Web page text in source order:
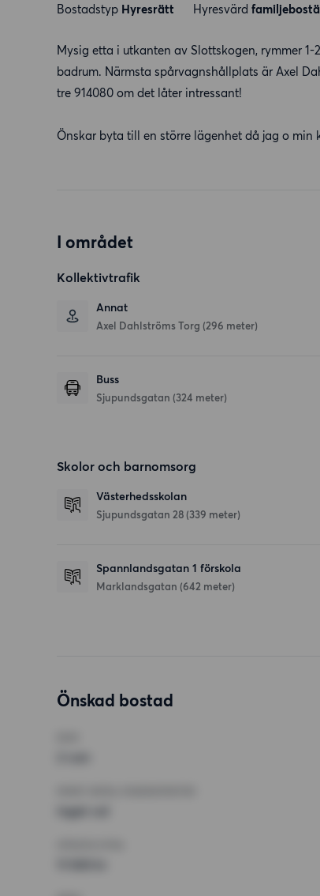
Bostadstyp Hyresrätt Hyresvärd
Mysig etta i utkanten av Slottskogen, rymmer
badrum. Närmsta spårvagnshållplats är Axel
tre 914080 om det låter intressant!
Önskar byta till en större lägenhet då jag o
I området
Kollektivtrafik
Annat
Axel Dahlströms Torg (296 meter)
Buss
Sjupundsgatan (324 meter)
Skolor och barnomsorg
Västerhedsskolan
Sjupundsgatan 28 (339 meter)
Spannlandsgatan 1 förskola
Marklandsgatan (642 meter)
Önskad bostad